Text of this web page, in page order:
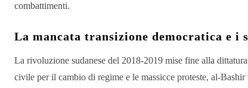
combattimenti.
La mancata transizione democratica e i
La rivoluzione sudanese del 2018-2019 mise fine alla
civile per il cambio di regime e le massicce proteste, al-Bashir